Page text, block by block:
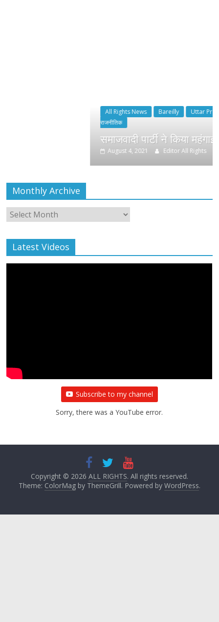
Bareilly Uttar Pradesh राजनीति
हॉट
समाजवादी पार्टी ने किया महंगाई के खिलाफ
Editor All Rights
Monthly Archive
Monthly
Archive
Latest Videos
Subscribe to my channel
Sorry, there was a YouTube error.
Copyright © 2026 ALL RIGHTS. All rights reserved.
Theme: ColorMagby ThemeGrill. Powered by WordPress.